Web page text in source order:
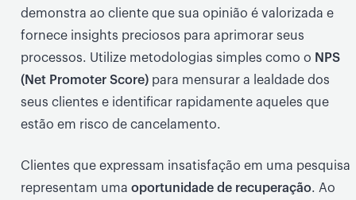
demonstra ao cliente que sua opinião é valorizada e
fornece insights preciosos para aprimorar seus
processos. Utilize metodologias simples como o NPS
(Net Promoter Score) para mensurar a lealdade dos
seus clientes e identificar rapidamente aqueles que
estão em risco de cancelamento.
Clientes que expressam insatisfação em uma pesquisa
representam umaoportunidade de recuperação. Ao